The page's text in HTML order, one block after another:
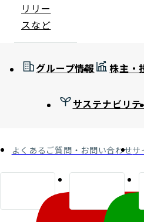
リリー
スなど
グループ情報 株主・
サステナビリテ
よくあるご質問・お問い合わせサ